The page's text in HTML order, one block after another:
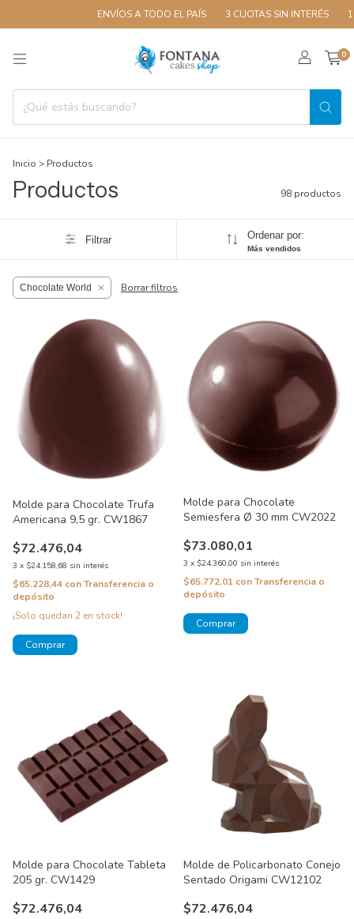
ENVÍOS A TODO EL PAÍS 3 CUOTAS SIN INTERÉS 10% OFF
0
Inicio > Productos
Productos 98 productos
Filtrar Ordenar por:
Más vendidos
Chocolate World Borrar filtros
Molde para Chocolate Trufa
Americana 9,5 gr. CW1867
$72.476,04
3 x $24.158,68 sin interés
$65.228,44 conTransferencia o
depósito
¡Solo quedan 2 en stock!
Molde para Chocolate
Semiesfera Ø 30 mm CW2022
$73.080,01
3 x $24.360,00 sin interés
$65.772,01 conTransferencia o
depósito
Molde para Chocolate Tableta
205 gr. CW1429
$72.476,04
Molde de Policarbonato Conejo
Sentado Origami CW12102
$72.476,04